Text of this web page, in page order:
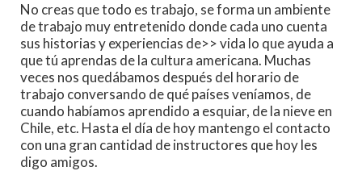
No creas que todo es trabajo, se forma un ambiente
de trabajo muy entretenido donde cada uno cuenta
sus historias y experiencias de>> vida lo que ayuda a
que tú aprendas de la cultura americana. Muchas
veces nos quedábamos después del horario de
trabajo conversando de qué países veníamos, de
cuando habíamos aprendido a esquiar, de la nieve en
Chile, etc. Hasta el día de hoy mantengo el contacto
con una gran cantidad de instructores que hoy les
digo amigos.